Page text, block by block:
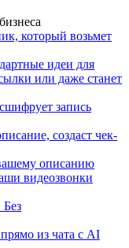
который возьмет
идеи для
или даже станет
запись
создаст чек-
описанию
видеозвонки
из чата с AI